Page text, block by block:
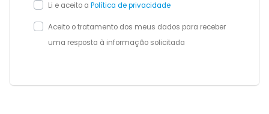
Li e aceito a Política de privacidade
Aceito o tratamento dos meus dados para receber
uma resposta à informação solicitada